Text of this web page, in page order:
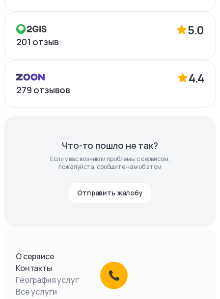
5.0
201 отзыв
4.4
279 отзывов
Что-то пошло не так?
Если у вас возникли проблемы с сервисом,
пожалуйста, сообщите нам об этом
Отправить жалобу
О сервисе
Контакты
География услуг
Все услуги